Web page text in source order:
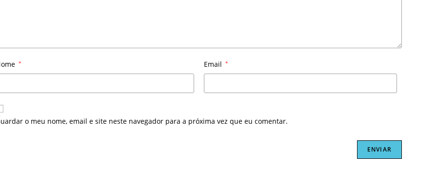
* Email *
o meu nome, email e site neste navegador para a próxima vez que eu comentar.